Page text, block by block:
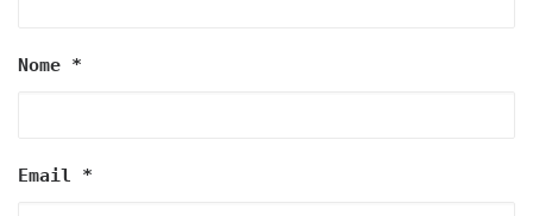
Nome *
Email *